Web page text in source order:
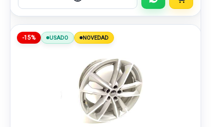
-15% USADO NOVEDAD